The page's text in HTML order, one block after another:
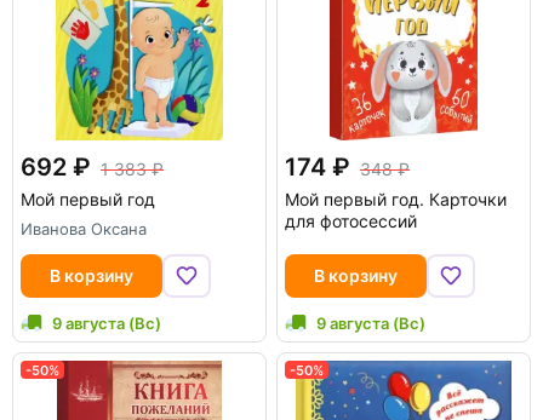
692
1 383
Мой первый год
Иванова Оксана
В корзину
9 августа (Вс)
174
348
Мой первый год. Карточки
для фотосессий
В корзину
9 августа (Вс)
-50% -50%